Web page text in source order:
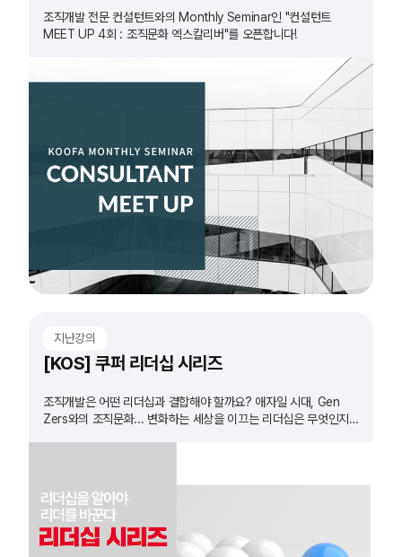
조직개발 전문 컨설턴트와의 Monthly Seminar인 "컨설턴트
MEET UP 4회 : 조직문화 엑스칼리버"를 오픈합니다!
지난강의
[KOS] 쿠퍼 리더십 시리즈
조직개발은 어떤 리더십과 결합해야 할까요? 애자일 시대, Gen
Zers와의 조직문화... 변화하는 세상을 이끄는 리더십은 무엇인지